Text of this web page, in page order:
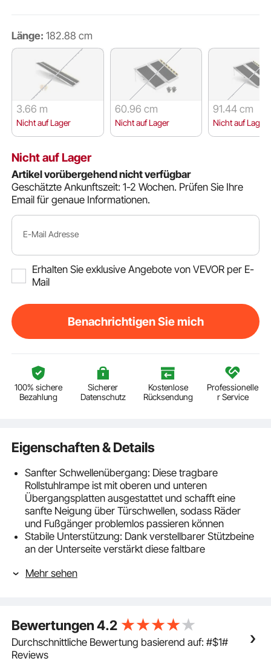
Länge: 182.88 cm
3.66 m
Nicht auf Lager
60.96 cm
Nicht auf Lager
91.44 cm
Nicht auf Lager
Nicht auf Lager
Artikel vorübergehend nicht verfügbar
Geschätzte Ankunftszeit: 1-2 Wochen. Prüfen Sie Ihre
Email für genaue Informationen.
E-Mail Adresse
Erhalten Sie exklusive Angebote von VEVOR per E-
Mail
Benachrichtigen Sie mich
100% sichere
Bezahlung
Sicherer
Datenschutz
Kostenlose
Rücksendung
Professionelle
r Service
Eigenschaften & Details
Sanfter Schwellenübergang: Diese tragbare
Rollstuhlrampe ist mit oberen und unteren
Übergangsplatten ausgestattet und schafft eine
sanfte Neigung über Türschwellen, sodass Räder
und Fußgänger problemlos passieren können
Stabile Unterstützung: Dank verstellbarer Stützbeine
an der Unterseite verstärkt diese faltbare
für zusätzliche Stabilität und Sicherheit beim
Treppenstufen im Haus nach dem Ausklappen die
Spaltbildung. Sie bietet eine durchgehende und
stabilere Oberfläche während der Benutzung
Mehr sehen
Bewertungen4.2
Durchschnittliche Bewertung basierend auf: #$1#
Reviews